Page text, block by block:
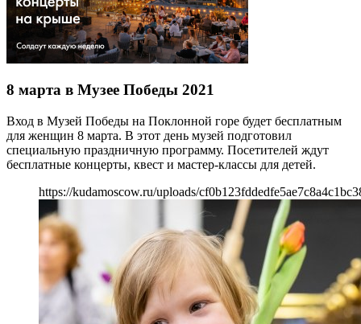
8 марта в Музее Победы 2021
Вход в Музей Победы на Поклонной горе будет бесплатным
для женщин 8 марта. В этот день музей подготовил
специальную праздничную программу. Посетителей ждут
бесплатные концерты, квест и мастер-классы для детей.
https://kudamoscow.ru/uploads/